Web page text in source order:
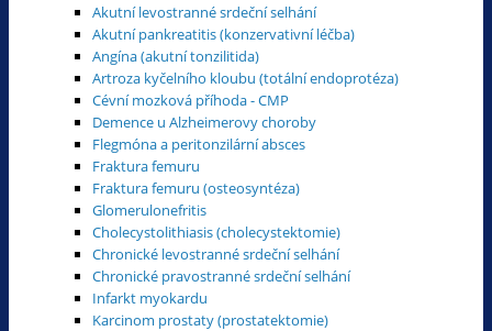
Akutní levostranné srdeční selhání
Akutní pankreatitis (konzervativní léčba)
Angína (akutní tonzilitida)
Artroza kyčelního kloubu (totální endoprotéza)
Cévní mozková příhoda - CMP
Demence u Alzheimerovy choroby
Flegmóna a peritonzilární absces
Fraktura femuru
Fraktura femuru (osteosyntéza)
Glomerulonefritis
Cholecystolithiasis (cholecystektomie)
Chronické levostranné srdeční selhání
Chronické pravostranné srdeční selhání
Infarkt myokardu
Karcinom prostaty (prostatektomie)